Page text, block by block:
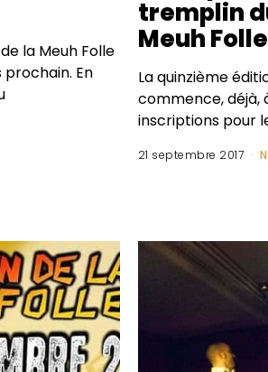
la Meuh Folle
En
tremplin
Meuh Folle
La quinzième
commence, déjà,
inscriptions pour
21 septembre 2017